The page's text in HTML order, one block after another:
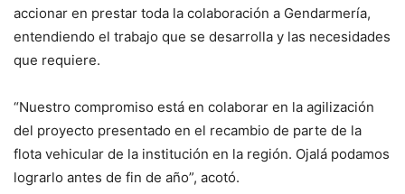
accionar en prestar toda la colaboración a Gendarmería,
entendiendo el trabajo que se desarrolla y las necesidades
que requiere.
“Nuestro compromiso está en colaborar en la agilización
del proyecto presentado en el recambio de parte de la
flota vehicular de la institución en la región. Ojalá podamos
lograrlo antes de fin de año”, acotó.